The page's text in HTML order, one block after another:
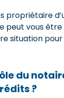
propriétaire
peut vous
situation
du
?